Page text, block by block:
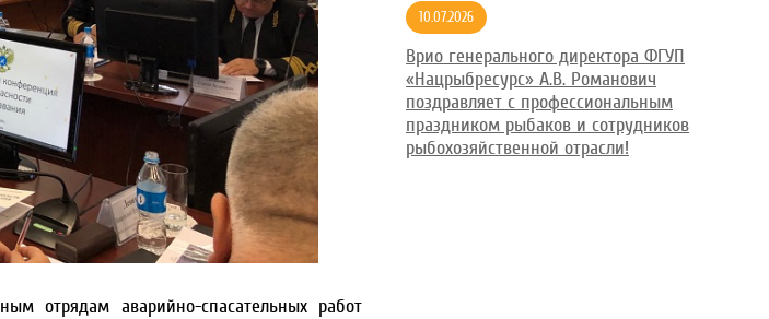
отрядам аварийно-спасательных работ
10.07.2026
Врио генерального директора ФГУП
«Нацрыбресурс» А.В. Романович
поздравляет с профессиональным
праздником рыбаков и сотрудников
рыбохозяйственной отрасли!